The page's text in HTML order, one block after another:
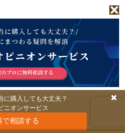
に購入しても大丈夫？
ニオンサービス
で相談する